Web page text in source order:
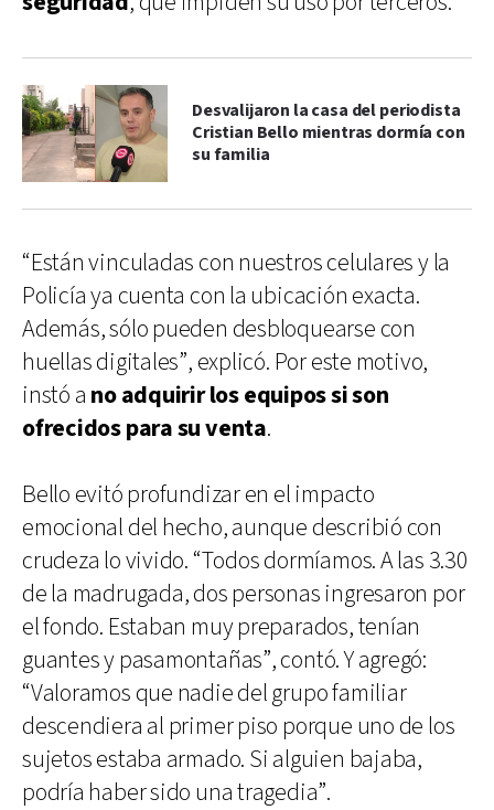
Desvalijaron la casa del periodista
Cristian Bello mientras dormía con
su familia
“Están vinculadas con nuestros celulares y la
Policía ya cuenta con la ubicación exacta.
Además, sólo pueden desbloquearse con
huellas digitales”, explicó. Por este motivo,
instó a no adquirir los equipos si son
ofrecidos para su venta.
Bello evitó profundizar en el impacto
emocional del hecho, aunque describió con
crudeza lo vivido. “Todos dormíamos. A las 3.30
de la madrugada, dos personas ingresaron por
el fondo. Estaban muy preparados, tenían
guantes y pasamontañas”, contó. Y agregó:
“Valoramos que nadie del grupo familiar
descendiera al primer piso porque uno de los
sujetos estaba armado. Si alguien bajaba,
podría haber sido una tragedia”.